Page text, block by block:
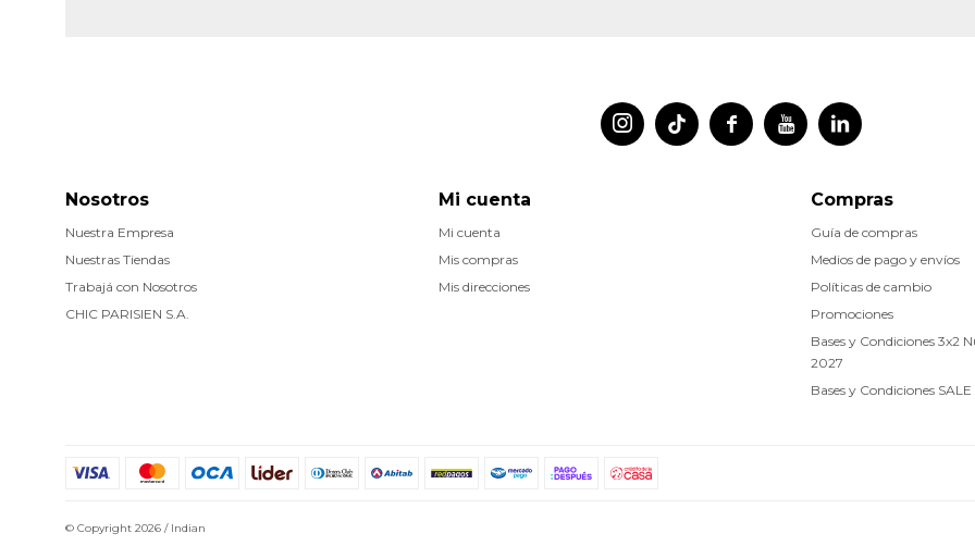
 
 
Nosotros
Nuestra Empresa
Nuestras Tiendas
Trabajá con Nosotros
CHIC PARISIEN S.A.
Compras
Guía de compras
Medios de pago y envíos
Políticas de cambio
Promociones
Bases y Condiciones 3x2
2027
Bases y Condiciones SALE
Mi cuenta
Mi cuenta
Mis compras
Mis direcciones
© Copyright 2026 / Indian